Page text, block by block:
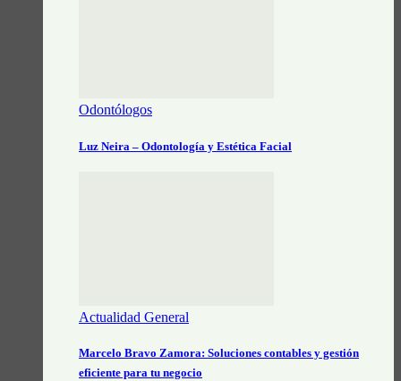
Odontólogos
Luz Neira – Odontología y Estética Facial
Actualidad General
Marcelo Bravo Zamora: Soluciones contables y gestión
eficiente para tu negocio